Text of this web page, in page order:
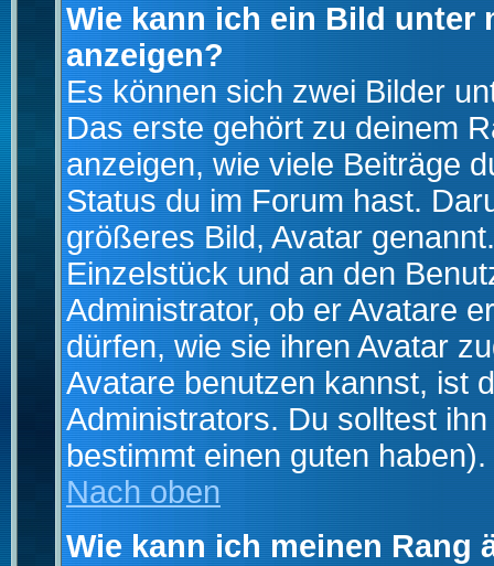
Wie kann ich ein Bild unter
anzeigen?
Es können sich zwei Bilder
Das erste gehört zu deinem
anzeigen, wie viele Beiträge
Status du im Forum hast.
größeres Bild, Avatar
Einzelstück und an den
Administrator, ob er Avatare
dürfen, wie sie ihren Avatar
Avatare benutzen kannst, ist
Administrators. Du solltest
bestimmt einen guten haben).
Nach oben
Wie kann ich meinen Rang